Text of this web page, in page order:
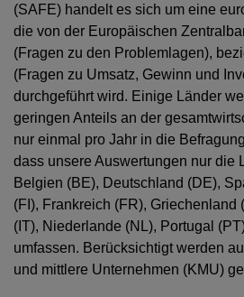
(SAFE) handelt es sich um eine
die von der Europäischen
(Fragen zu den Problemlagen),
(Fragen zu Umsatz, Gewinn und
durchgeführt wird. Einige Länder
geringen Anteils an der
nur einmal pro Jahr in die
dass unsere Auswertungen nur die
Belgien (BE), Deutschland (DE),
(FI), Frankreich (FR), Griechenland
(IT), Niederlande (NL), Portugal
umfassen. Berücksichtigt werden
und mittlere Unternehmen (KMU)